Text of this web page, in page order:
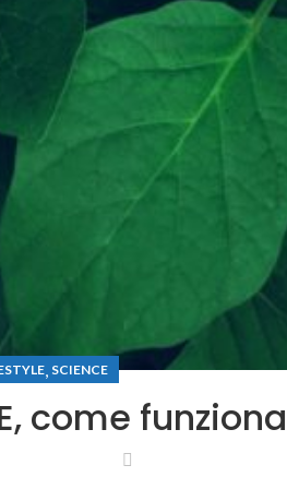
, SCIENCE
come